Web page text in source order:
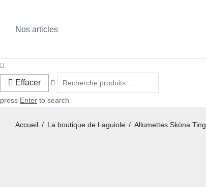
Nos articles
Effacer
press Enter to search
Accueil / La boutique de Laguiole / Allumettes Sköna Ting